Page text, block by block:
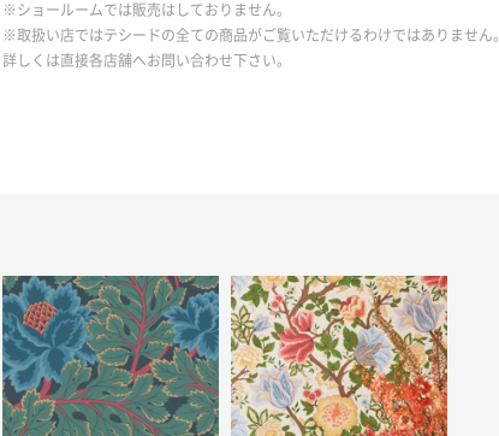
※ショールームでは販売はしておりません。
※取扱い店ではテシードの全ての商品がご覧いただけるわけではありません。
詳しくは直接各店舗へお問い合わせ下さい。